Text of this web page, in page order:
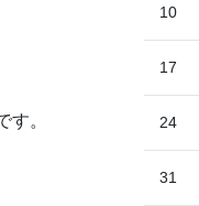
。
10
17
24
31